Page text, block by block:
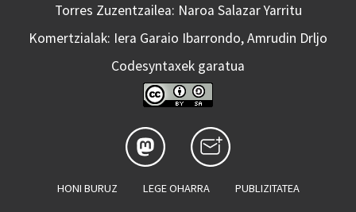
Torres Zuzentzailea: Naroa Salazar Yarritu
Komertzialak: Iera Garaio Ibarrondo, Amrudin Drljo
Codesyntaxek garatua
HONI BURUZ LEGE OHARRA PUBLIZITATEA